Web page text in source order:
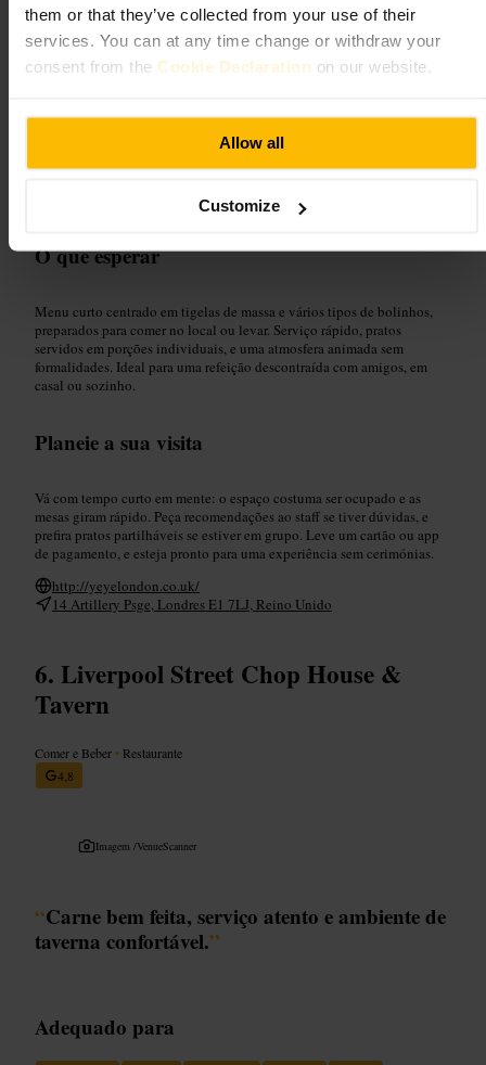
them or that they’ve collected from your use of their
services. You can at any time change or withdraw your
consent from the Cookie Declaration on our website.
Allow all
Customize
“Massas e bolinhos com serviço descontraído.”
O que esperar
Menu curto centrado em tigelas de massa e vários tipos de bolinhos,
preparados para comer no local ou levar. Serviço rápido, pratos
servidos em porções individuais, e uma atmosfera animada sem
formalidades. Ideal para uma refeição descontraída com amigos, em
casal ou sozinho.
Planeie a sua visita
Vá com tempo curto em mente: o espaço costuma ser ocupado e as
mesas giram rápido. Peça recomendações ao staff se tiver dúvidas, e
prefira pratos partilháveis se estiver em grupo. Leve um cartão ou app
de pagamento, e esteja pronto para uma experiência sem cerimónias.
http://yeyelondon.co.uk/
14 Artillery Psge, Londres E1 7LJ, Reino Unido
Liverpool Street Chop House &
Tavern
Comer e Beber • Restaurante
4,8
Imagem /VenueScanner
“Carne bem feita, serviço atento e ambiente de
taverna confortável.”
Adequado para